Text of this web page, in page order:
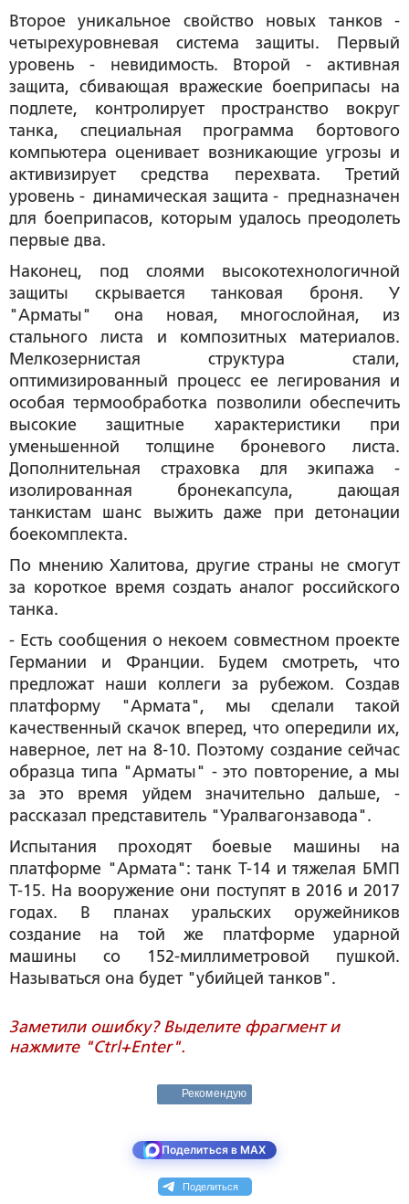
Второе уникальное свойство новых танков -
четырехуровневая система защиты. Первый
уровень - невидимость. Второй - активная
защита, сбивающая вражеские боеприпасы на
подлете, контролирует пространство вокруг
танка, специальная программа бортового
компьютера оценивает возникающие угрозы и
активизирует средства перехвата. Третий
уровень - динамическая защита - предназначен
для боеприпасов, которым удалось преодолеть
первые два.
Наконец, под слоями высокотехнологичной
защиты скрывается танковая броня. У
"Арматы" она новая, многослойная, из
стального листа и композитных материалов.
Мелкозернистая структура стали,
оптимизированный процесс ее легирования и
особая термообработка позволили обеспечить
высокие защитные характеристики при
уменьшенной толщине броневого листа.
Дополнительная страховка для экипажа -
изолированная бронекапсула, дающая
танкистам шанс выжить даже при детонации
боекомплекта.
По мнению Халитова, другие страны не смогут
за короткое время создать аналог российского
танка.
- Есть сообщения о некоем совместном проекте
Германии и Франции. Будем смотреть, что
предложат наши коллеги за рубежом. Создав
платформу "Армата", мы сделали такой
качественный скачок вперед, что опередили их,
наверное, лет на 8-10. Поэтому создание сейчас
образца типа "Арматы" - это повторение, а мы
за это время уйдем значительно дальше, -
рассказал представитель "Уралвагонзавода".
Испытания проходят боевые машины на
платформе "Армата": танк Т-14 и тяжелая БМП
Т-15. На вооружение они поступят в 2016 и 2017
годах. В планах уральских оружейников
создание на той же платформе ударной
машины со 152-миллиметровой пушкой.
Называться она будет "убийцей танков".
Заметили ошибку? Выделите фрагмент и
нажмите "Ctrl+Enter".
Рекомендую
Поделиться в MAX
Поделиться